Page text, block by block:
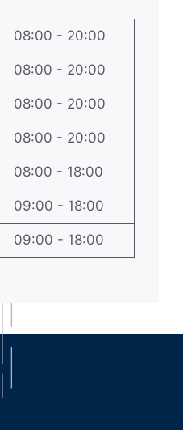
08:00 - 20:00
08:00 - 20:00
08:00 - 20:00
08:00 - 20:00
08:00 - 18:00
09:00 - 18:00
09:00 - 18:00